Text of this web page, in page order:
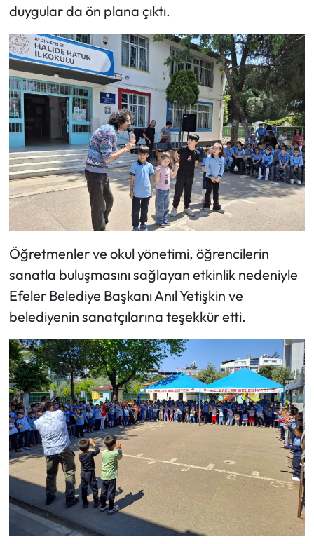
duygular da ön plana çıktı.
Öğretmenler ve okul yönetimi, öğrencilerin
sanatla buluşmasını sağlayan etkinlik nedeniyle
Efeler Belediye Başkanı Anıl Yetişkin ve
belediyenin sanatçılarına teşekkür etti.